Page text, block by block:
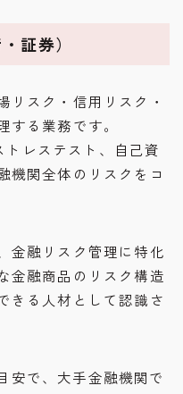
証券）
リスク・信用リスク・
る業務です。
レステスト、自己資
機関全体のリスクをコ
金融リスク管理に特化
金融商品のリスク構造
きる人材として認識さ
安で、大手金融機関で